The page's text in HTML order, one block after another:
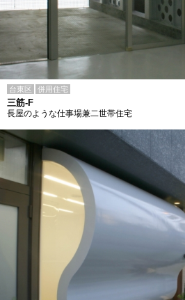
台東区 併用住宅
三筋-F
長屋のような仕事場兼二世帯住宅